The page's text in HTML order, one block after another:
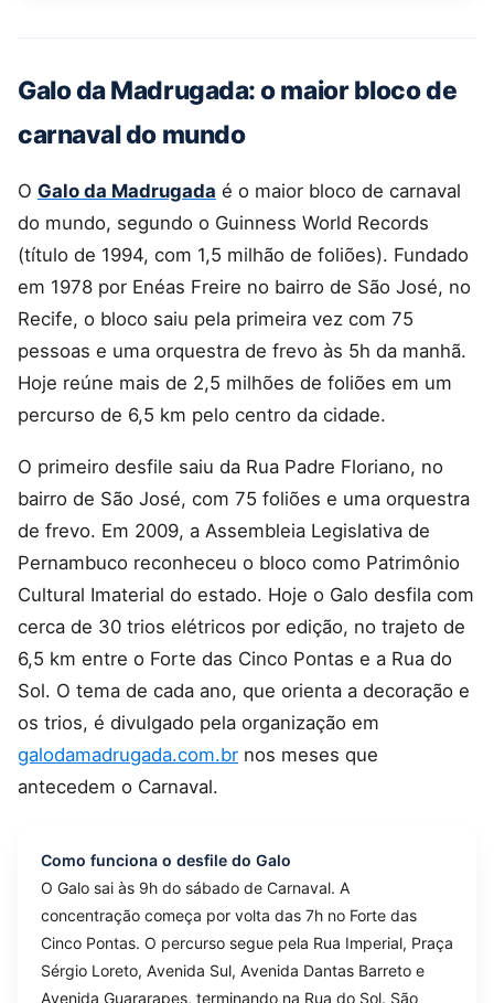
Galo da Madrugada: o maior bloco de
carnaval do mundo
O Galo da Madrugada é o maior bloco de carnaval
do mundo, segundo o Guinness World Records
(título de 1994, com 1,5 milhão de foliões). Fundado
em 1978 por Enéas Freire no bairro de São José, no
Recife, o bloco saiu pela primeira vez com 75
pessoas e uma orquestra de frevo às 5h da manhã.
Hoje reúne mais de 2,5 milhões de foliões em um
percurso de 6,5 km pelo centro da cidade.
O primeiro desfile saiu da Rua Padre Floriano, no
bairro de São José, com 75 foliões e uma orquestra
de frevo. Em 2009, a Assembleia Legislativa de
Pernambuco reconheceu o bloco como Patrimônio
Cultural Imaterial do estado. Hoje o Galo desfila com
cerca de 30 trios elétricos por edição, no trajeto de
6,5 km entre o Forte das Cinco Pontas e a Rua do
Sol. O tema de cada ano, que orienta a decoração e
os trios, é divulgado pela organização em
galodamadrugada.com.br nos meses que
antecedem o Carnaval.
Como funciona o desfile do Galo
O Galo sai às 9h do sábado de Carnaval. A
concentração começa por volta das 7h no Forte das
Cinco Pontas. O percurso segue pela Rua Imperial, Praça
Sérgio Loreto, Avenida Sul, Avenida Dantas Barreto e
Avenida Guararapes, terminando na Rua do Sol. São